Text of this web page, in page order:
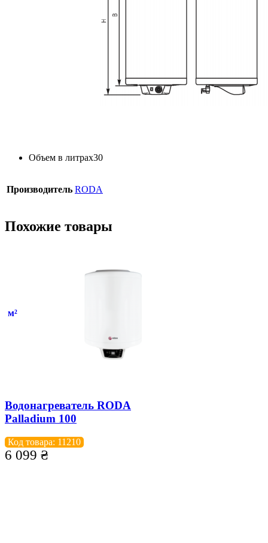
Объем в литрах30
Производитель RODA
Похожие товары
м²
Водонагреватель RODA
Palladium 100
Код товара: 11210
6 099 ₴